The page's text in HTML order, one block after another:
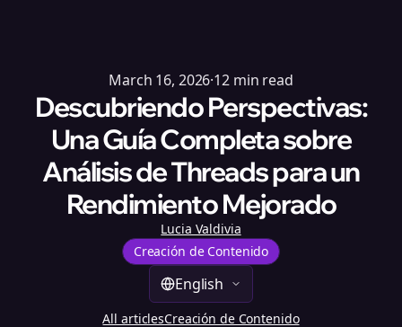
March 16, 2026·12 min read
Descubriendo Perspectivas:
Una Guía Completa sobre
Análisis de Threads para un
Rendimiento Mejorado
Lucia Valdivia
Creación de Contenido
English
All articlesCreación de Contenido